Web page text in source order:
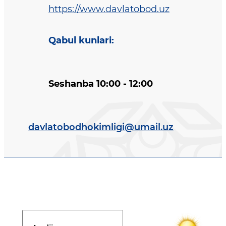
https://www.davlatobod.uz
Qabul kunlari:
Seshanba 10:00 - 12:00
davlatobodhokimligi@umail.uz